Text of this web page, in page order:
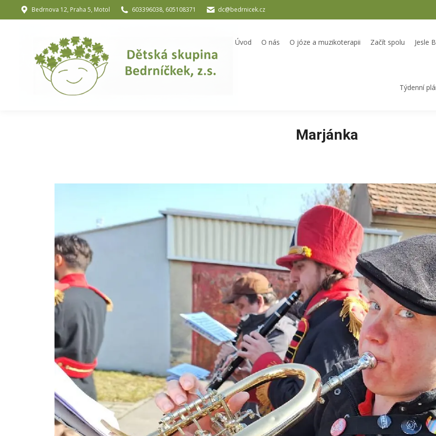
Bedrnova 12, Praha 5, Motol 603396038, 605108371 dc@bedrnicek.cz
Úvod O nás O józe a muzikoterapii Začít spolu Jesle
Týdenní
Marjánka
Úvod O nás O józe a muzikoterapii Začít spolu Jesle Bedrníček Školka Bedrníček